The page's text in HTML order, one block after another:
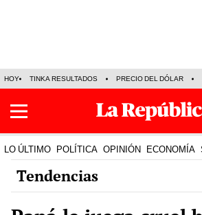
HOY TINKA RESULTADOS PRECIO DEL DÓLAR
LO ÚLTIMO POLÍTICA OPINIÓN ECONOMÍA
Tendencias